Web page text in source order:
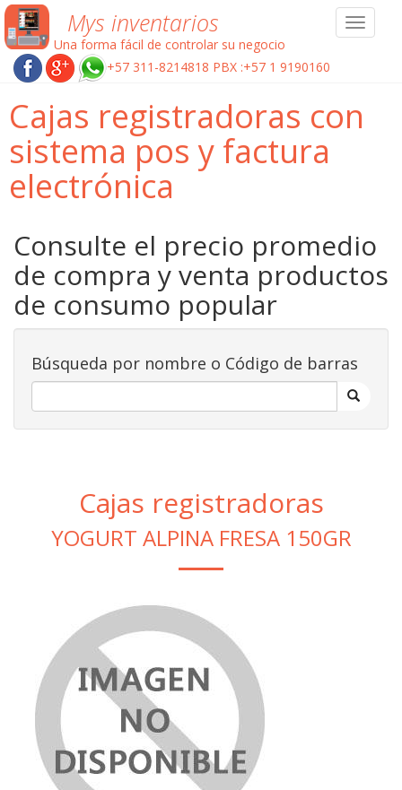
Toggle
Mys inventarios
Una forma fácil de controlar su negocio
+57 311-8214818 PBX :+57 1 9190160
Cajas registradoras con
sistema pos y factura
electrónica
Consulte el precio promedio
de compra y venta productos
de consumo popular
Búsqueda por nombre o Código de barras
Cajas registradoras
YOGURT ALPINA FRESA 150GR